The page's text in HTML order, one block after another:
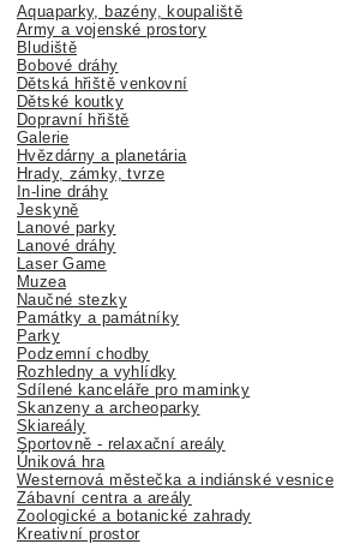
Aquaparky, bazény, koupaliště
Army a vojenské prostory
Bludiště
Bobové dráhy
Dětská hřiště venkovní
Dětské koutky
Dopravní hřiště
Galerie
Hvězdárny a planetária
Hrady, zámky, tvrze
In-line dráhy
Jeskyně
Lanové parky
Lanové dráhy
Laser Game
Muzea
Naučné stezky
Památky a památníky
Parky
Podzemní chodby
Rozhledny a vyhlídky
Sdílené kanceláře pro maminky
Skanzeny a archeoparky
Skiareály
Sportovně - relaxační areály
Úniková hra
Westernová městečka a indiánské vesnice
Zábavní centra a areály
Zoologické a botanické zahrady
Kreativní prostor